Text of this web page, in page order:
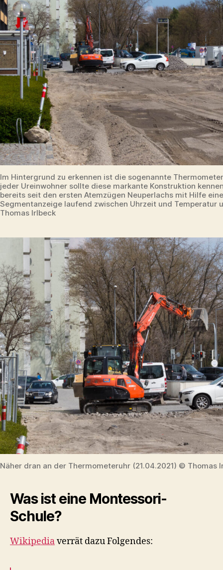
Im Hintergrund zu erkennen ist die sogenannte
jeder Ureinwohner sollte diese markante Konstruktion
bereits seit den ersten Atemzügen Neuperlachs mit Hilfe
Segmentanzeige laufend zwischen Uhrzeit und Temperatur
Thomas Irlbeck
Näher dran an der Thermometeruhr (21.04.2021) © Thomas
Was ist eine Montessori-
Schule?
Wikipediaverrät dazu Folgendes: